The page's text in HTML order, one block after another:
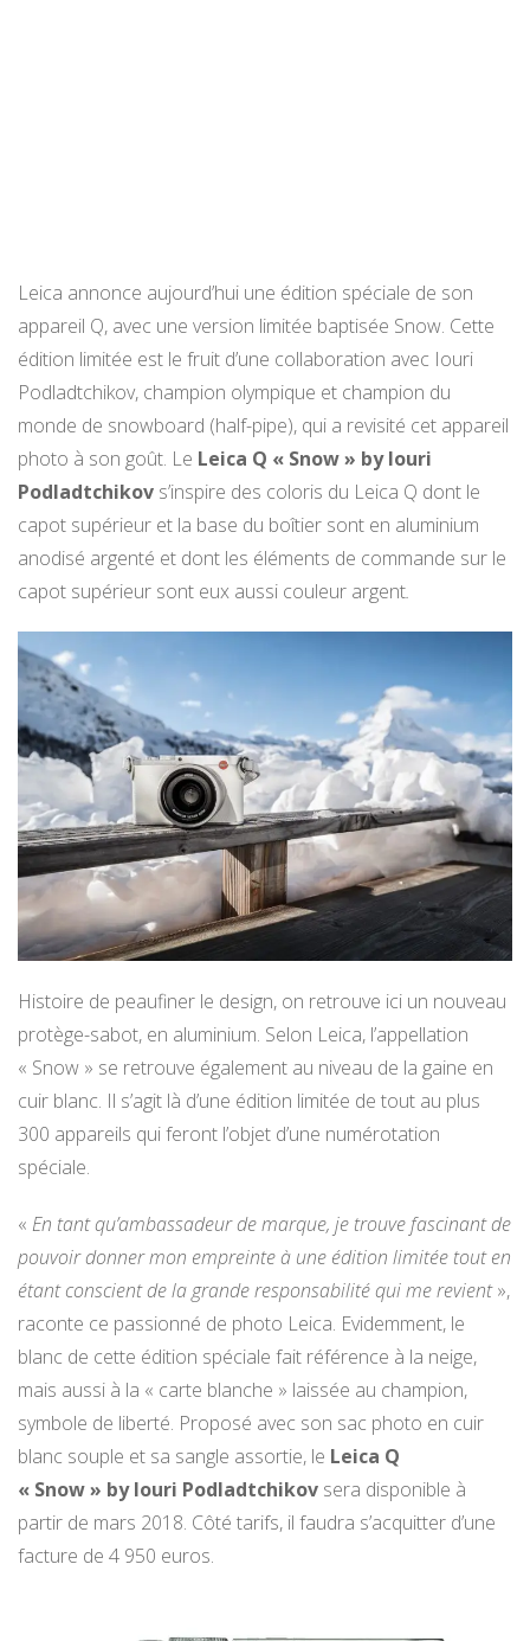
Leica annonce aujourd’hui une édition spéciale de son
appareil Q, avec une version limitée baptisée Snow. Cette
édition limitée est le fruit d’une collaboration avec Iouri
Podladtchikov, champion olympique et champion du
monde de snowboard (half-pipe), qui a revisité cet appareil
photo à son goût. Le Leica Q « Snow» by Iouri
Podladtchikov s’inspire des coloris du Leica Q dont le
capot supérieur et la base du boîtier sont en aluminium
anodisé argenté et dont les éléments de commande sur le
capot supérieur sont eux aussi couleur argent.
Histoire de peaufiner le design, on retrouve ici un nouveau
protège-sabot, en aluminium. Selon Leica, l’appellation
« Snow » se retrouve également au niveau de la gaine en
cuir blanc. Il s’agit là d’une édition limitée de tout au plus
300 appareils qui feront l’objet d’une numérotation
spéciale.
« En tant qu’ambassadeur de marque, je trouve fascinant de
pouvoir donner mon empreinte à une édition limitée tout en
étant conscient de la grande responsabilité qui me revient»,
raconte ce passionné de photo Leica. Evidemment, le
blanc de cette édition spéciale fait référence à la neige,
mais aussi à la « carte blanche » laissée au champion,
symbole de liberté. Proposé avec son sac photo en cuir
blanc souple et sa sangle assortie, le Leica Q
« Snow» by Iouri Podladtchikov sera disponible à
partir de mars 2018. Côté tarifs, il faudra s’acquitter d’une
facture de 4 950 euros.